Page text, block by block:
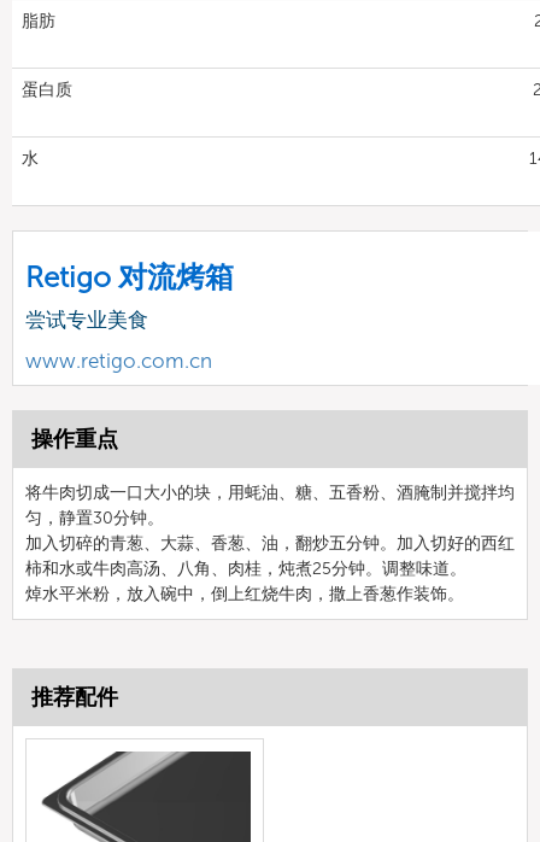
脂肪
蛋白质
水
Retigo 对流烤箱
尝试专业美食
www.retigo.com.cn
操作重点
将牛肉切成一口大小的块，用蚝油、糖、五香粉、酒腌制并搅拌均
匀，静置30分钟。
加入切碎的青葱、大蒜、香葱、油，翻炒五分钟。加入切好的西红
柿和水或牛肉高汤、八角、肉桂，炖煮25分钟。调整味道。
焯水平米粉，放入碗中，倒上红烧牛肉，撒上香葱作装饰。
推荐配件